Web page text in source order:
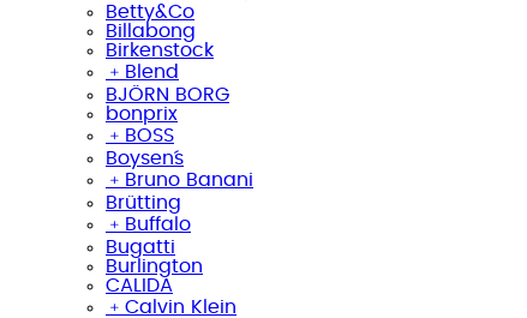
Betty&Co
Billabong
Birkenstock
﹢ Blend
BJÖRN BORG
bonprix
﹢ BOSS
Boysen´s
﹢ Bruno Banani
Brütting
﹢ Buffalo
Bugatti
Burlington
CALIDA
﹢ Calvin Klein